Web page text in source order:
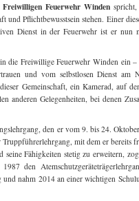
Freiwilligen Feuerwehr Winden
und Pflichtbewusstsein stehen. Einer
Dienst in der Feuerwehr ist er nun
die Freiwillige Feuerwehr Winden ein
und vom selbstlosen Dienst am
Gemeinschaft, ein Kamerad, auf
anderen Gelegenheiten, bei denen
den er vom 9. bis 24.
mit dem er bereits
seine Fähigkeiten stetig zu erweitern,
den
nahm 2014 an einer wichtigen